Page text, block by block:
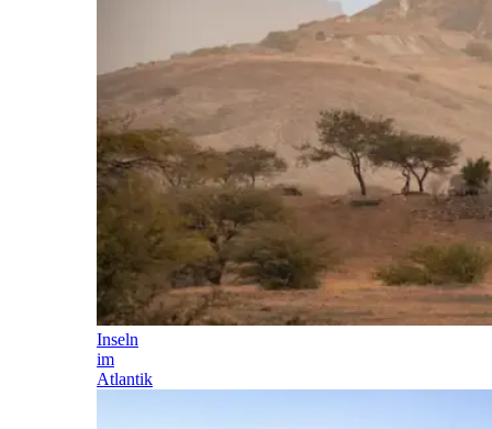
Inseln
im
Atlantik